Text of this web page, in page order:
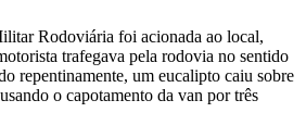
Rodoviária foi acionada ao local,
trafegava pela rodovia no sentido
repentinamente, um eucalipto caiu sobre
o capotamento da van por três